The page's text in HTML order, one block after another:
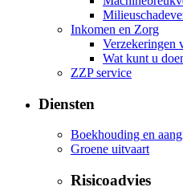
Inkomen en Zorg
Verzekeringen
Wat kunt u
ZZP service
Diensten
Boekhouding en
Groene uitvaart
Risicoadvies